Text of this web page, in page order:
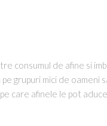
consumul de afine si
grupuri mici de oameni
care afinele le pot